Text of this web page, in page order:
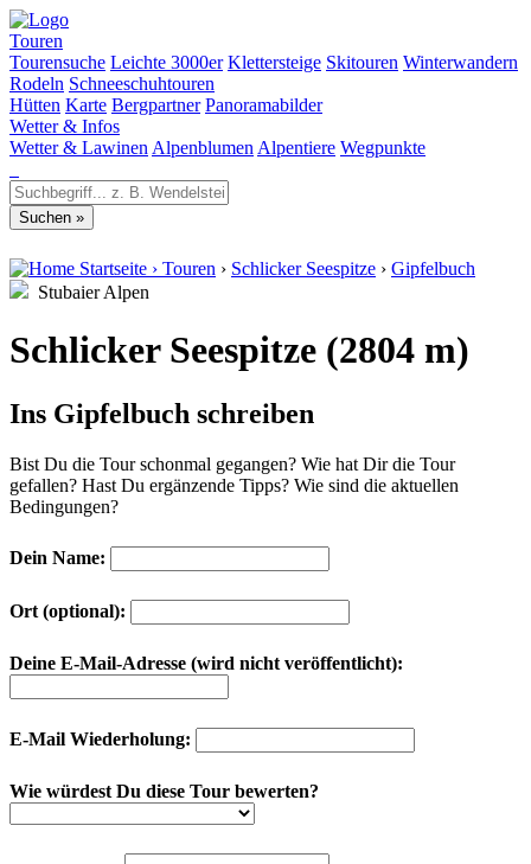
Touren
Tourensuche Leichte 3000er Klettersteige Skitouren Winterwandern
Rodeln Schneeschuhtouren
Hütten Karte Bergpartner Panoramabilder
Wetter & Infos
Wetter & Lawinen Alpenblumen Alpentiere Wegpunkte
Startseite › Touren › Schlicker Seespitze › Gipfelbuch
Stubaier Alpen
Schlicker Seespitze (2804 m)
Ins Gipfelbuch schreiben
Bist Du die Tour schonmal gegangen? Wie hat Dir die Tour
gefallen? Hast Du ergänzende Tipps? Wie sind die aktuellen
Bedingungen?
Dein Name:
Ort (optional):
Deine E-Mail-Adresse (wird nicht veröffentlicht):
E-Mail Wiederholung:
Wie würdest Du diese Tour bewerten?